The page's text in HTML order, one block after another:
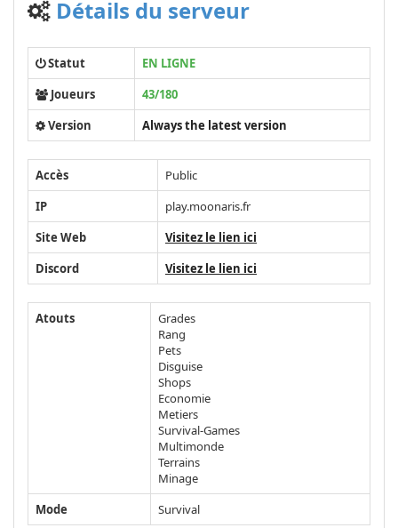
Détails du serveur
Statut
EN LIGNE
Joueurs
43/180
Version
Always the latest version
Accès
Public
IP
play.moonaris.fr
Site Web
Visitez le lien ici
Discord
Visitez le lien ici
Atouts
Grades
Rang
Pets
Disguise
Shops
Economie
Metiers
Survival-Games
Multimonde
Terrains
Minage
Mode
Survival